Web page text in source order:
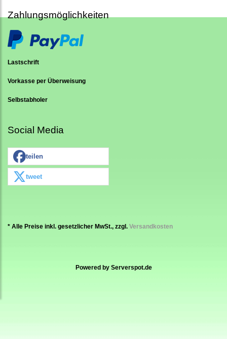
Zahlungsmöglichkeiten
Lastschrift
Vorkasse per Überweisung
Selbstabholer
Social Media
teilen
tweet
* Alle Preise inkl. gesetzlicher MwSt., zzgl. Versandkosten
Powered by Serverspot.de